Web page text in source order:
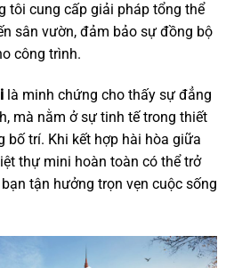
tôi cung cấp giải pháp tổng thể
sân vườn, đảm bảo sự đồng bộ
công trình.
là minh chứng cho thấy sự đẳng
mà nằm ở sự tinh tế trong thiết
bố trí. Khi kết hợp hài hòa giữa
thự mini hoàn toàn có thể trở
tận hưởng trọn vẹn cuộc sống